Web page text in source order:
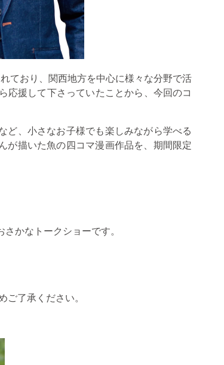
ており、関西地方を中心に様々な分野で活
応援して下さっていたことから、今回のコ
ど、小さなお子様でも楽しみながら学べる
が描いた魚の四コマ漫画作品を、期間限定
かなトークショーです。
了承ください。